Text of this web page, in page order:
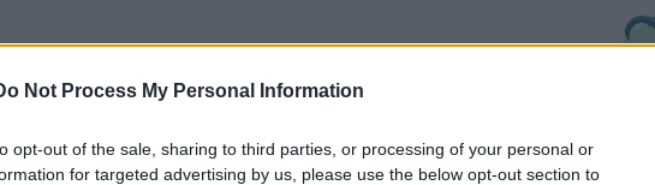
Not Process My Personal Information
opt-out of the sale, sharing to third parties, or processing of your personal or
for targeted advertising by us, please use the below opt-out section to